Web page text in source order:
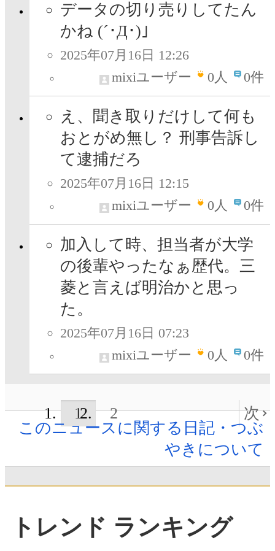
データの切り売りしてたん
かね (´･Д･)」
2025年07月16日 12:26
mixiユーザー
0人 0件
え、聞き取りだけして何も
おとがめ無し？ 刑事告訴し
て逮捕だろ
2025年07月16日 12:15
mixiユーザー
0人 0件
加入して時、担当者が大学
の後輩やったなぁ歴代。三
菱と言えば明治かと思っ
た。
2025年07月16日 07:23
mixiユーザー
0人 0件
1 2
次
このニュースに関する日記・つぶ
やきについて
トレンド ランキング